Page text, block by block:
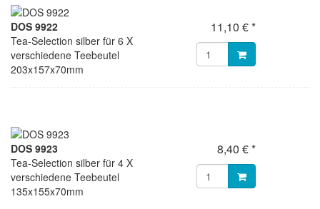
DOS 9922
Tea-Selection silber für 6 X
verschiedene Teebeutel
203x157x70mm
11,10 € *
DOS 9923
Tea-Selection silber für 4 X
verschiedene Teebeutel
135x155x70mm
8,40 € *